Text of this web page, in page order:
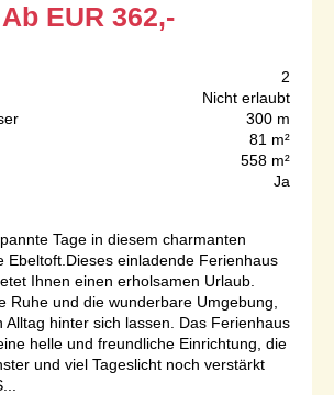
Ab EUR 362,-
2
Nicht erlaubt
300 m
81 m²
558 m²
Ja
Tage in diesem charmanten
Ebeltoft.Dieses einladende Ferienhaus
Ihnen einen erholsamen Urlaub.
Ruhe und die wunderbare Umgebung,
Alltag hinter sich lassen. Das Ferienhaus
helle und freundliche Einrichtung, die
und viel Tageslicht noch verstärkt